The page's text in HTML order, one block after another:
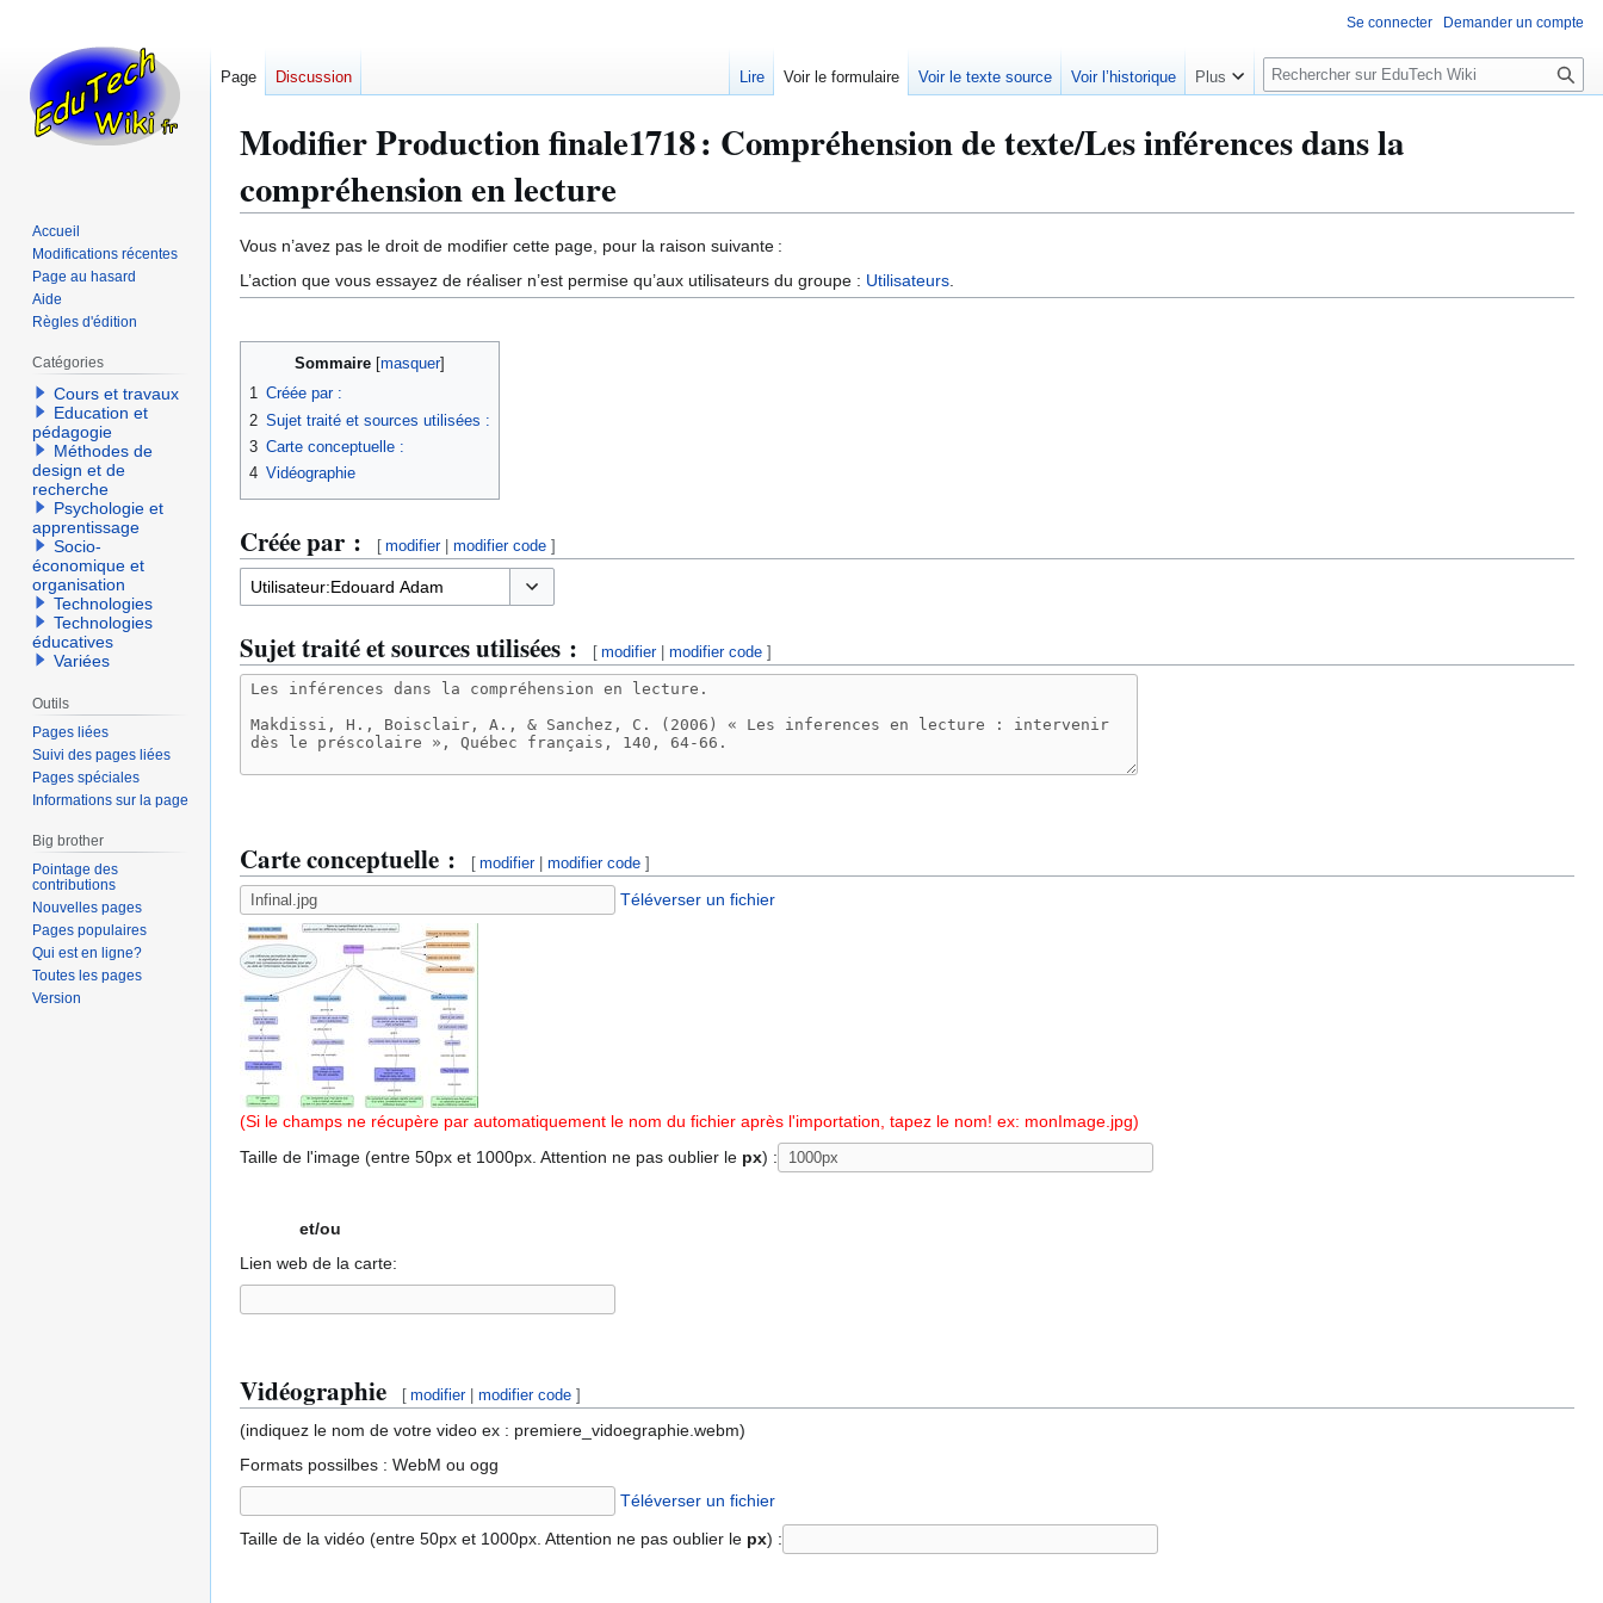
Modifier Production finale1718 : Compréhension de texte/Les inférences dans la
compréhension en lecture
Aller
à
la
Aller
à
la
Vous n’avez pas le droit de modifier cette page, pour la raison suivante :
L’action que vous essayez de réaliser n’est permise qu’aux utilisateurs du groupe : Utilisateurs.
Sommaire
1 Créée par :
2 Sujet traité et sources utilisées :
3 Carte conceptuelle :
4 Vidéographie
Créée par : [ modifier|modifier code ]
Sujet traité et sources utilisées : [ modifier|modifier code ]
Carte conceptuelle : [ modifier|modifier code ]
Téléverser un fichier
(Si le champs ne récupère par automatiquement le nom du fichier après l'importation, tapez le nom! ex: monImage.jpg)
Taille de l'image (entre 50px et 1000px. Attention ne pas oublier le px) :
et/ou
Lien web de la carte:
Vidéographie [ modifier|modifier code ]
(indiquez le nom de votre video ex : premiere_vidoegraphie.webm)
Formats possilbes : WebM ou ogg
Téléverser un fichier
Taille de la vidéo (entre 50px et 1000px. Attention ne pas oublier le px) :
Se connecter Demander un compte
Page Discussion Lire Voir le formulaire Voir le texte source Voir l’historique Plus
R
e
h
Accueil
Modifications récentes
Page au hasard
Aide
Règles d'édition
Catégories
Cours et travaux
Education et
pédagogie
Méthodes de
design et de
recherche
Psychologie et
apprentissage
Socio-
économique et
organisation
Technologies
Technologies
éducatives
Variées
Outils
Pages liées
Suivi des pages liées
Pages spéciales
Informations sur la page
Big brother
Pointage des
contributions
Nouvelles pages
Pages populaires
Qui est en ligne?
Toutes les pages
Version